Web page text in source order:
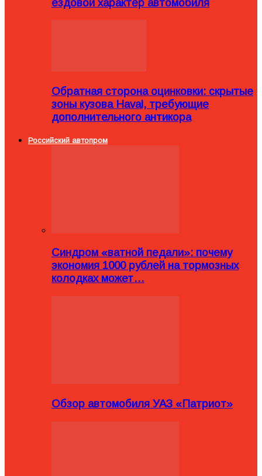
Обратная сторона оцинковки: скрытые
зоны кузова Haval, требующие
дополнительного антикора
Российский автопром
Синдром «ватной педали»: почему
экономия 1000 рублей на тормозных
колодках может…
Обзор автомобиля УАЗ «Патриот»